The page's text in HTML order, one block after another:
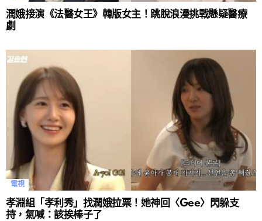
潤娥接演《法醫女王》韓版女主！跳脫浪漫挑戰懸疑醫療
劇
電視
孝淵組「孝利秀」找潤娥拉票！她神回〈Gee〉閃躲支
持，氣喊：該挨棒子了